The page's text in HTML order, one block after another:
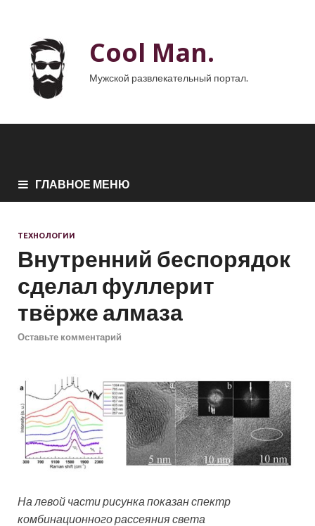
Cool Man.
Мужской развлекательный портал.
ГЛАВНОЕ МЕНЮ
ТЕХНОЛОГИИ
Внутренний беспорядок
сделал фуллерит
твёрже алмаза
Оставьте комментарий
На левой части рисунка показан спектр
комбинационного рассеяния света